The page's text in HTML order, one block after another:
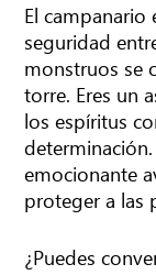
El campanario
seguridad
monstruos se
torre. Eres un
los espíritus
emocionante
proteger a las
¿Puedes